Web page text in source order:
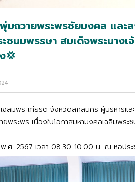
มถวายพระพรชัยมงคล และ
ชนมพรรษา สมเด็จพระนางเ
💢
ฉลิมพระเกียรติ จังหวัดสกลนคร ผู้บริหาร
พระพร เนื่องในโอกาสมหามงคลเฉลิมพร
.ศ. 2567 เวลา 08.30-10.00 น. ณ หอประ